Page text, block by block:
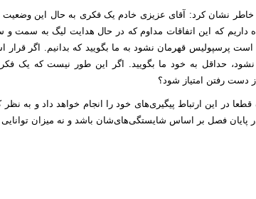
نشان کرد: آقای عزیزی خادم یک فکری به حال این وضعیت
داریم که این اتفاقات مداوم که در حال هدایت لیگ به
پرسپولیس قهرمان نشود به ما بگویید که بدانیم. اگر قرار
حداقل به خود ما بگویید. اگر این طور نیست که یک
دست رفتن امتیاز شود؟
در این ارتباط پیگیری‌های خود را انجام خواهد داد و به
پایان فصل بر اساس شایستگی‌های‌شان باشد و نه میزان توانایی